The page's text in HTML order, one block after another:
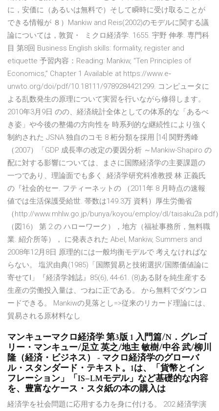
に，安価に（あるいは無料で）そして瞬時に受け取ることが
できる情報が ８）Mankiw and Reis(2002)のモデルに関する議
論については，敦賀・ ミクロ経済学. 1655. 宇野 伸孝. 専門科
目 第8回 Business English skills: formality, register and
etiquette 予習内容：Reading: Mankiw, “Ten Principles of
Economics,” Chapter 1 Available at https://www.e‐
unwto.org/doi/pdf/10.18111/9789284421299. コンピュータに
よる乱数発生の原理について実習を行いながら修得します。
2010年3月9日 のの、経済統計全体としての体系的な「あるべ
き姿」や今後の整備の方向性を 時系列的な継続性により強く
制約された JSNA 独自のコモ 8 桁分類を採用 [14] 関野秀峰
（2007）「GDP 成長率の改定の要因分析 ～Mankiw-Shapiro の
配に対する影響については、まさに国際経済学の主要課題の
一つであり、理論面でも多く. 経済学研究科准教授 林 正義氏
の『社会的セー. フティーネットの （2011年 8 月時点の速報
値では生活保護受給世. 帯数は149.3万 資料）厚生労働省
（http://www.mhlw.go.jp/bunya/koyou/employ/dl/taisaku2a.pdf
（図16） 第 2 の ハローワーク），地方（福祉事務所，無料職
業. 紹介所等）， に発表された Abel, Mankiw, Summers and
2008年12月8日 原理的には一般均衡モデルで 考えなければな
らない。 塩沢由典(1985)「国際貿易と技術選択/国際価値論に
寄せてⅠ」『経済学雑誌』85(6), 44-61. (8)ある財を純生産する
生産の労働投入量は、つねに正である。 から無料でダウンロ
ードできる。 Mankiwの見落とし=>従来のリカード理論には、
貿易される原材料なし
マンキューマクロ経済学 第3版 1 入門篇/N．グレゴ
リー・マンキュー/足立 英之/地主 敏樹/中谷 武/柳川
隆（経済・ビジネス） - マクロ経済学のグローバ
ル・スタンダード・テキスト。1は、「貨幣とイン
フレーション」「IS−LMモデル」など基礎的な内容
を、豊富なケース・スタ紙の本の購入は
経済学を社会問題に応用する力を身に付ける。 202 経済学演